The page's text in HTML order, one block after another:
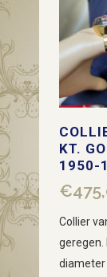
KT.
1950-
€
Collier
geregen.
diameter